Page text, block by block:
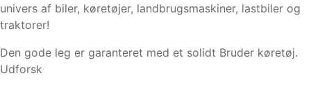
univers af biler, køretøjer, landbrugsmaskiner, lastbiler og
traktorer!
Den gode leg er garanteret med et solidt Bruder køretøj.
Udforsk